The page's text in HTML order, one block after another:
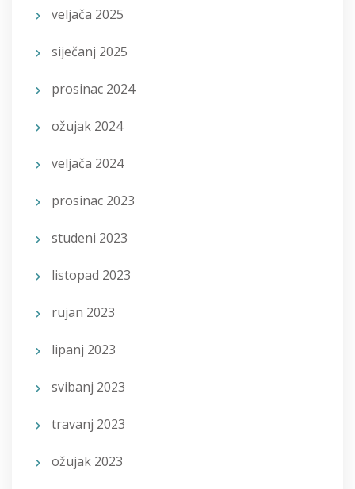
veljača 2025
siječanj 2025
prosinac 2024
ožujak 2024
veljača 2024
prosinac 2023
studeni 2023
listopad 2023
rujan 2023
lipanj 2023
svibanj 2023
travanj 2023
ožujak 2023